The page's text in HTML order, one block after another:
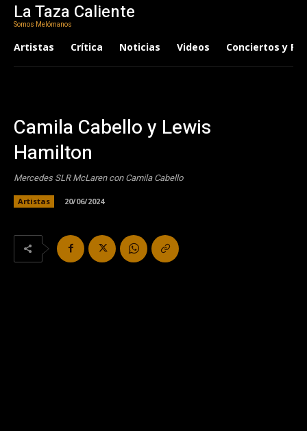
La Taza Caliente
Somos Melómanos
Artistas Crítica Noticias Videos Conciertos y
Camila Cabello y Lewis
Hamilton
Mercedes SLR McLaren con Camila Cabello
Artistas 20/06/2024